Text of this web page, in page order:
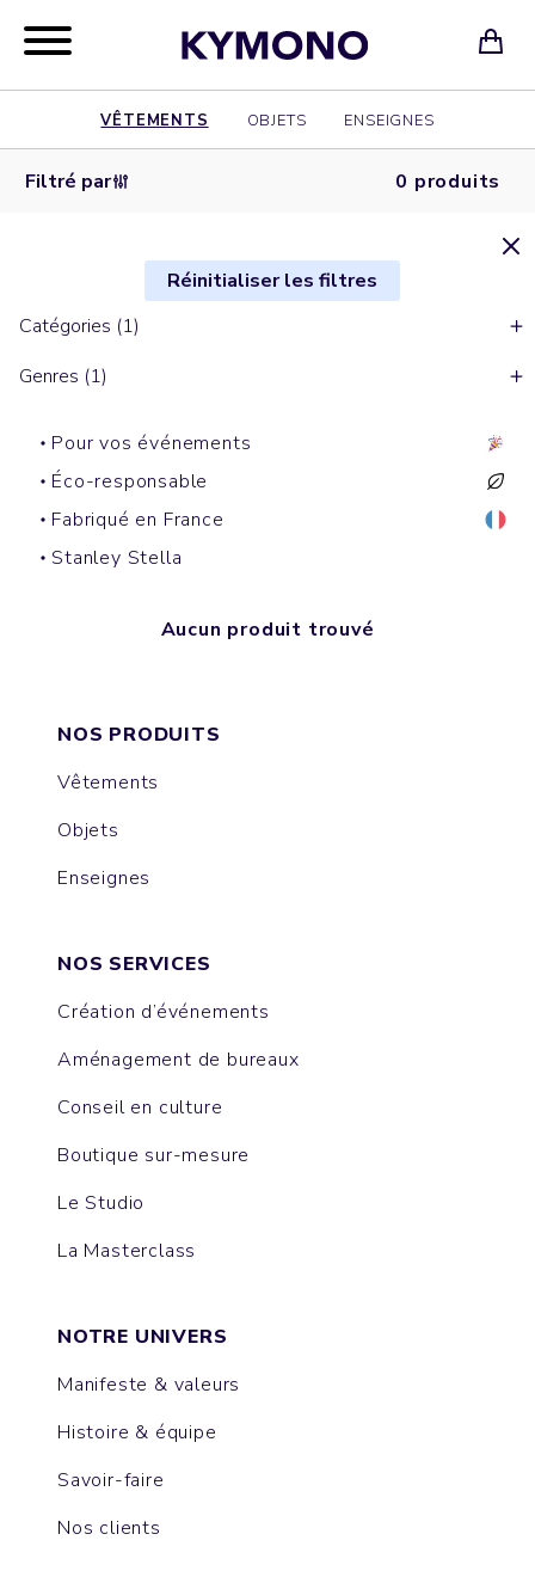
VÊTEMENTS OBJETS ENSEIGNES
Filtré par 0 produits
Réinitialiser les filtres
Catégories (1)
Genres (1)
Pour vos événements
Éco-responsable
Fabriqué en France
Stanley Stella
Aucun produit trouvé
NOS PRODUITS
Vêtements
Objets
Enseignes
NOS SERVICES
Création d’événements
Aménagement de bureaux
Conseil en culture
Boutique sur-mesure
Le Studio
La Masterclass
NOTRE UNIVERS
Manifeste & valeurs
Histoire & équipe
Savoir-faire
Nos clients